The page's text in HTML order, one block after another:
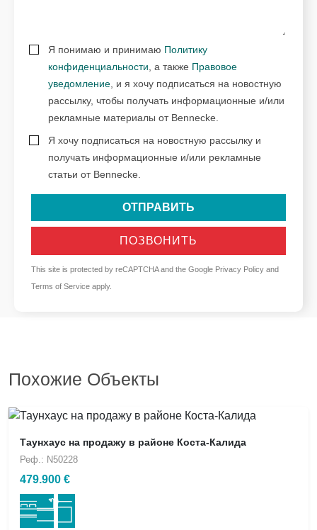
Я понимаю и принимаю Политику
конфиденциальности , а также Правовое
уведомление , и я хочу подписаться на новостную
рассылку, чтобы получать информационные и/или
рекламные материалы от Bennecke.
Я хочу подписаться на новостную рассылку и
получать информационные и/или рекламные
статьи от Bennecke.
ОТПРАВИТЬ
ПОЗВОНИТЬ
This site is protected by reCAPTCHA and the Google Privacy Policy and
Terms of Service apply.
Похожие Объекты
Таунхаус на продажу в районе Коста-Калида
Реф.: N50228
479.900 €